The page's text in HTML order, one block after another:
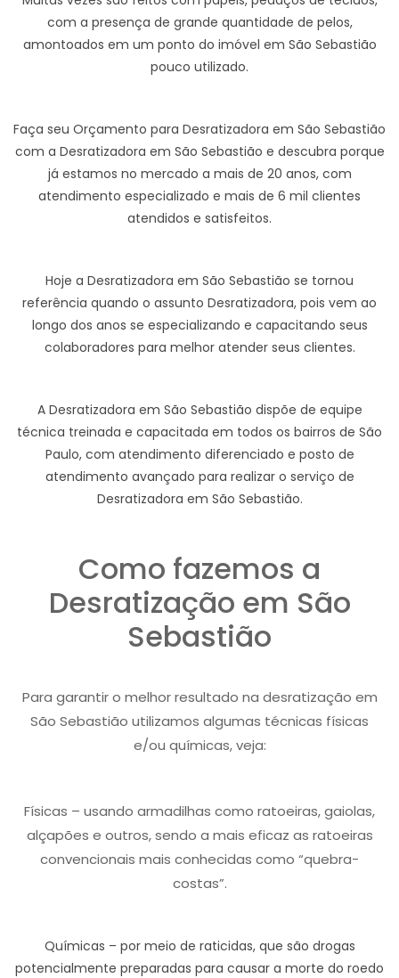
com a presença de grande quantidade de pelos,
amontoados em um ponto do imóvel em São Sebastião
pouco utilizado.
Faça seu Orçamento para Desratizadora em São Sebastião
com a Desratizadora em São Sebastião e descubra porque
já estamos no mercado a mais de 20 anos, com
atendimento especializado e mais de 6 mil clientes
atendidos e satisfeitos.
Hoje a Desratizadora em São Sebastião se tornou
referência quando o assunto Desratizadora, pois vem ao
longo dos anos se especializando e capacitando seus
colaboradores para melhor atender seus clientes.
A Desratizadora em São Sebastião dispõe de equipe
técnica treinada e capacitada em todos os bairros de São
Paulo, com atendimento diferenciado e posto de
atendimento avançado para realizar o serviço de
Desratizadora em São Sebastião.
Como fazemos a
Desratização em São
Sebastião
Para garantir o melhor resultado na desratização em
São Sebastião utilizamos algumas técnicas físicas
e/ou químicas, veja:
Físicas – usando armadilhas como ratoeiras, gaiolas,
alçapões e outros, sendo a mais eficaz as ratoeiras
convencionais mais conhecidas como “quebra-
costas”.
Químicas – por meio de raticidas, que são drogas
potencialmente preparadas para causar a morte do roedo